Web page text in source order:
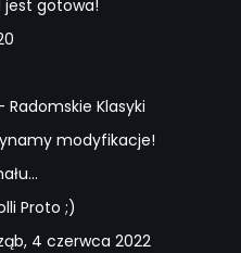
jest gotowa!
Klasyki
modyfikacje!
Proto ;)
4 czerwca 2022